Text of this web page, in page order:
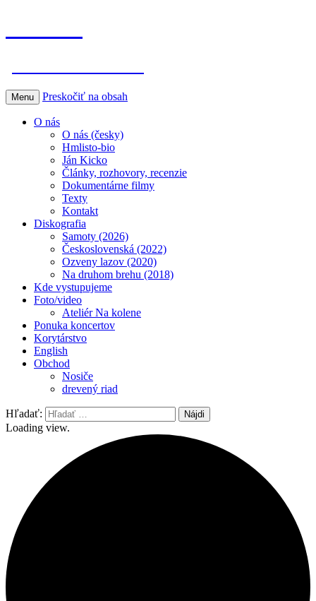
Menu Preskočiť na obsah
O nás
O nás (česky)
Hmlisto-bio
Ján Kicko
Články, rozhovory, recenzie
Dokumentárne filmy
Texty
Kontakt
Diskografia
Samoty (2026)
Československá (2022)
Ozveny lazov (2020)
Na druhom brehu (2018)
Kde vystupujeme
Foto/video
Ateliér Na kolene
Ponuka koncertov
Korytárstvo
English
Obchod
Nosiče
drevený riad
Hľadať:
Loading view.